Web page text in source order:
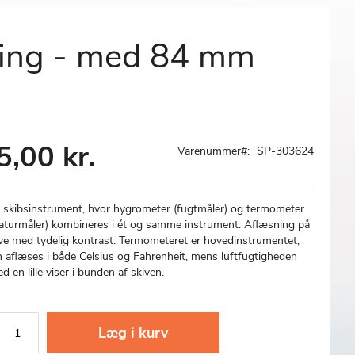
- med 84 mm
kr. Varenummer SP-303624
skibsinstrument, hvor hygrometer (fugtmåler) og termometer
kombineres i ét og samme instrument. Aflæsning på
med tydelig kontrast. Termometeret er hovedinstrumentet,
aflæses i både Celsius og Fahrenheit, mens luftfugtigheden
en lille viser i bunden af skiven.
Læg i kurv